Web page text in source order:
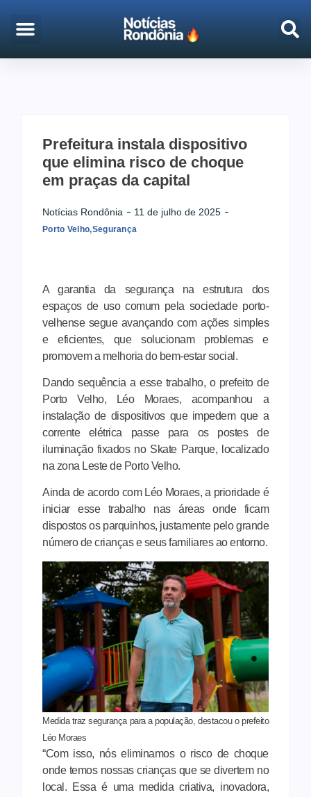
Prefeitura instala dispositivo
que elimina risco de choque
em praças da capital
Notícias Rondônia 11 de julho de 2025
Porto Velho,Segurança
A garantia da segurança na estrutura dos
espaços de uso comum pela sociedade porto-
velhense segue avançando com ações simples
e eficientes, que solucionam problemas e
promovem a melhoria do bem-estar social.
Dando sequência a esse trabalho, o prefeito de
Porto Velho, Léo Moraes, acompanhou a
instalação de dispositivos que impedem que a
corrente elétrica passe para os postes de
iluminação fixados no Skate Parque, localizado
na zona Leste de Porto Velho.
Ainda de acordo com Léo Moraes, a prioridade é
iniciar esse trabalho nas áreas onde ficam
dispostos os parquinhos, justamente pelo grande
número de crianças e seus familiares ao entorno.
Medida traz segurança para a população, destacou o prefeito
Léo Moraes
“Com isso, nós eliminamos o risco de choque
onde temos nossas crianças que se divertem no
local. Essa é uma medida criativa, inovadora,